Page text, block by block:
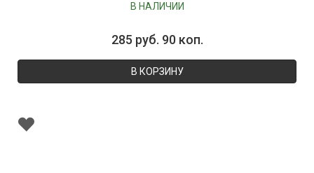
В НАЛИЧИИ
285 руб. 90 коп.
В КОРЗИНУ